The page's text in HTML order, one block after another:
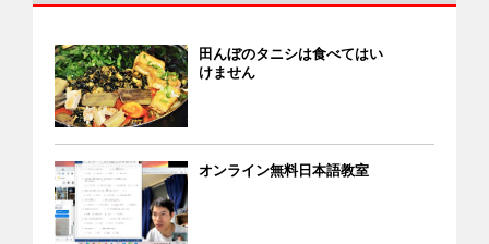
労働・雇用・生活・就職・在留資格などに関する問題 岐阜一
般労働組合 第2外国人支部 ＝甄凱（けんかい）支部長：090・
8496・9668（日本語） ＝技能実習生、正社員、派遣労働者
などあらゆる外国人労働者の労働や雇用、在留資格に関する
活・医療・健康に関するホットライン：050-6874-8385 在仙
台ベトナム人協会（SenTVA） 茨城県ベトナム人協会 ベトナ
ム語の通じる相談窓口（主要都市） 全国の主要都市にあるベ
した。 約100万円の借金をして訪日したのに、3カ月だけ働い
て帰国させられては困ります。相談者は４日後に自費で日本
に戻り、関東に住むベトナム人の友人宅を渡り歩きました。
そんなある日、不法残留者の集まるパーティーで知り合った
男性と関係を持ち、妊娠しました。互いに恋愛感情はなく相
手に経済力もないため、妊娠の事実は知らせませんでした。
相談者は1人で出産するつもりで病院に通い仕事探しも続けて
きましたが、仕事が見つからず、困っていました。 再訪日、
田んぼのタニシは食べてはい
けません
オンライン無料日本語教室